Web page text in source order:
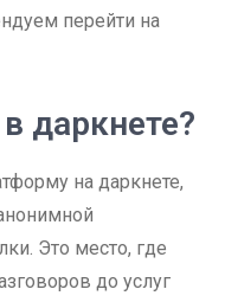
перейти на
даркнете?
на даркнете,
Это место, где
до услуг